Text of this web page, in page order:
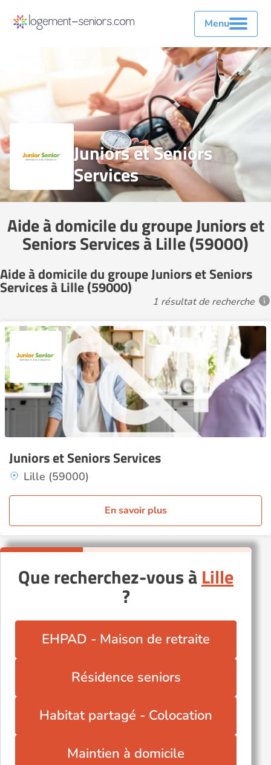
Menu
Juniors et Seniors
Services
Aide à domicile du groupe Juniors et
Seniors Services à Lille (59000)
Aide à domicile du groupe Juniors et Seniors
Services à Lille (59000)
1 résultat de recherche
Juniors et Seniors Services
Lille (59000)
En savoir plus
Que recherchez-vous àLille
?
EHPAD - Maison de retraite
Résidence seniors
Habitat partagé - Colocation
Maintien à domicile